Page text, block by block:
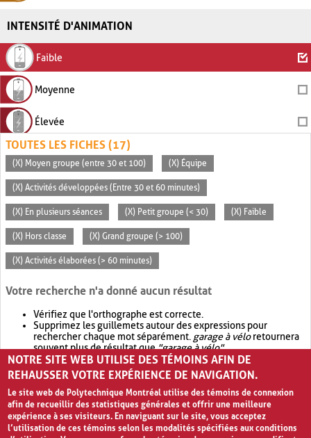
INTENSITÉ D'ANIMATION
Faible
Moyenne
Élevée
TOUTES LES FICHES (17)
(X) Moyen groupe (entre 30 et 100) (X) Équipe
(X) Activités développées (Entre 30 et 60 minutes)
(X) En plusieurs séances (X) Petit groupe (< 30) (X) Faible
(X) Hors classe (X) Grand groupe (> 100)
(X) Activités élaborées (> 60 minutes)
Votre recherche n'a donné aucun résultat
Vérifiez que l'orthographe est correcte.
Supprimez les guillemets autour des expressions pour
rechercher chaque mot séparément. garage à véloretournera
souvent plus de résultat que"garage à vélo".
Envisagez d'élargir votre recherche avec OR.garage OR vélo
retournera souvent plus de résultat quegarage à vélo
NOTRE SITE WEB UTILISE DES TÉMOINS AFIN DE
REHAUSSER VOTRE EXPÉRIENCE DE NAVIGATION.
Le site web de Polytechnique Montréal utilise des témoins de connexion
afin de recueillir des statistiques générales et offrir une meilleure
expérience à ses visiteurs. En naviguant sur le site, vous acceptez
l’utilisation de ces témoins selon les modalités spécifiées aux conditions